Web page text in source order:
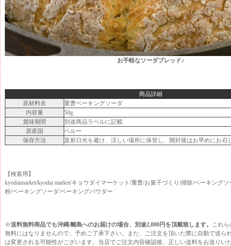
お手軽なソーダブレッド♪
商品詳細
原材料名
重曹ベーキングソーダ
内容量
50g
賞味期間
別途商品ラベルに記載
原産国
ペルー
保存方法
直射日光を避け、涼しい場所に保管し、開封後はお早めにお召
【検索用】
kyodaimarket/kyodai market/キョウダイマーケット/重曹/お菓子づくり/掃除/ベーキング
粉/ベーキングソーダ/ベーキングパウダー
※送料無料商品でも沖縄/離島へのお届けの場合、別途2,000円を頂戴致します。 これ
無料にはなりませんので、予めご了承下さい。また、ご注文を頂いた際に自動で送ら
は変更される可能性がございます。当店でご注文内容確認後、正しい送料をお送りい